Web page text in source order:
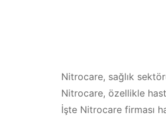
Nitrocare, sağlık
Nitrocare, özellikle
İşte Nitrocare firması